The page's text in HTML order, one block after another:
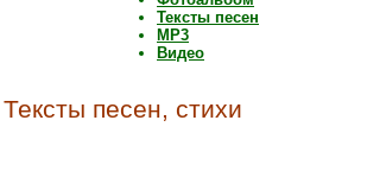
Тексты песен
MP3
Видео
Тексты песен, стихи